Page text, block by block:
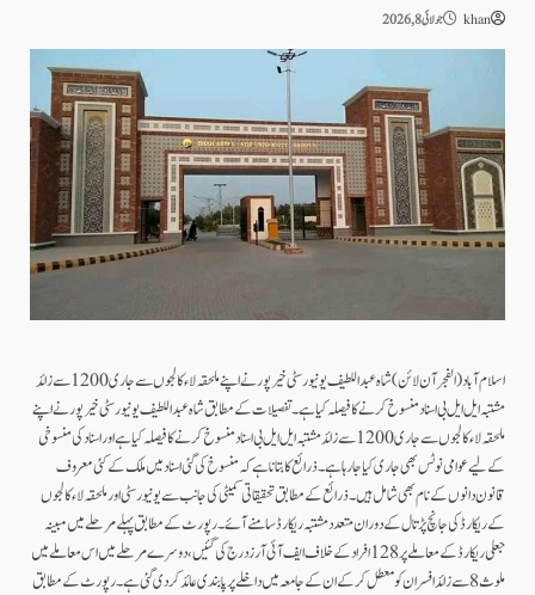
khan جولائی 8, 2026
اسلام آباد ( الفجرآن لائن) شاہ عبداللطیف یونیورسٹی خیرپور نے اپنے ملحقہ لاء کالجوں سے جاری 1200 سے زائد
مشتبہ ایل ایل بی اسناد منسوخ کرنے کا فیصلہ کیا ہے۔تفصیلات کے مطابق شاہ عبداللطیف یونیورسٹی خیرپور نے اپنے
ملحقہ لاء کالجوں سے جاری 1200 سے زائد مشتبہ ایل ایل بی اسناد منسوخ کرنے کا فیصلہ کیا ہے اور اسناد کی منسوخی
کے لیے عوامی نوٹس بھی جاری کیا جا رہا ہے۔ذرائع کا بتانا ہے کہ منسوخ کی گئی اسناد میں ملک کے کئی معروف
قانون دانوں کے نام بھی شامل ہیں۔ذرائع کے مطابق تحقیقاتی کمیٹی کی جانب سے یونیورسٹی اور ملحقہ لاء کالجوں
کے ریکارڈ کی جانچ پڑتال کے دوران متعدد مشتبہ ریکارڈ سامنے آئے۔رپورٹ کے مطابق پہلے مرحلے میں مبینہ
جعلی ریکارڈ کے معاملے پر 128 افراد کے خلاف ایف آئی آرز درج کی گئیں، دوسرے مرحلے میں اس معاملے میں
ملوث 8 سے زائد افسران کو معطل کر کے ان کے جامعہ میں داخلے پر پابندی عائد کر دی گئی ہے۔رپورٹ کے مطابق